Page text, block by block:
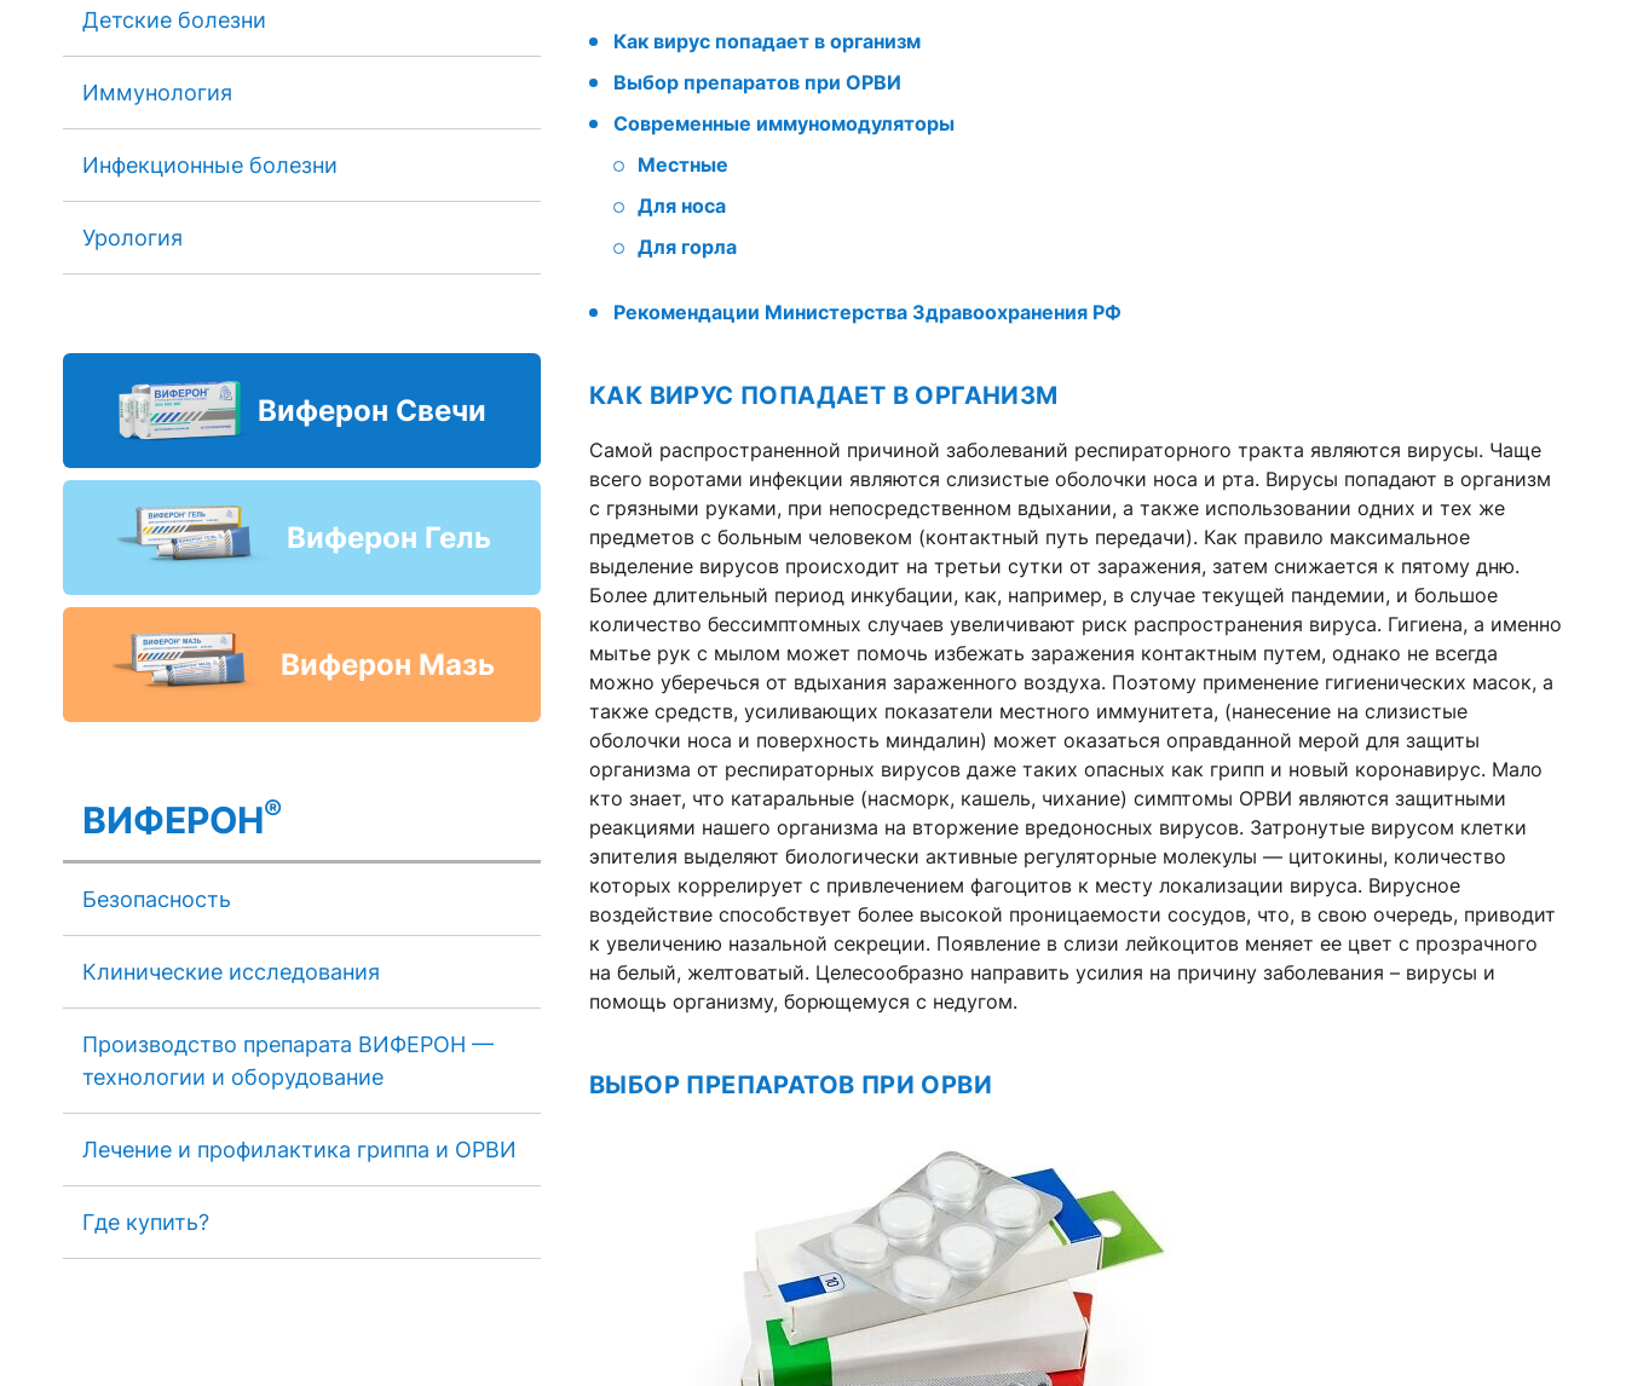
Детские болезни
Иммунология
Инфекционные болезни
Урология
Виферон Свечи
Виферон Гель
Виферон Мазь
ВИФЕРОН®
Безопасность
Клинические исследования
Производство препарата ВИФЕРОН —
технологии и оборудование
Лечение и профилактика гриппа и ОРВИ
Где купить?
Как вирус попадает в организм
Выбор препаратов при ОРВИ
Современные иммуномодуляторы
Местные
Для носа
Для горла
Рекомендации Министерства Здравоохранения РФ
КАК ВИРУС ПОПАДАЕТ В ОРГАНИЗМ
Самой распространенной причиной заболеваний респираторного тракта являются вирусы. Чаще
всего воротами инфекции являются слизистые оболочки носа и рта. Вирусы попадают в организм
с грязными руками, при непосредственном вдыхании, а также использовании одних и тех же
предметов с больным человеком (контактный путь передачи). Как правило максимальное
выделение вирусов происходит на третьи сутки от заражения, затем снижается к пятому дню.
Более длительный период инкубации, как, например, в случае текущей пандемии, и большое
количество бессимптомных случаев увеличивают риск распространения вируса. Гигиена, а именно
мытье рук с мылом может помочь избежать заражения контактным путем, однако не всегда
можно уберечься от вдыхания зараженного воздуха. Поэтому применение гигиенических масок, а
также средств, усиливающих показатели местного иммунитета, (нанесение на слизистые
оболочки носа и поверхность миндалин) может оказаться оправданной мерой для защиты
организма от респираторных вирусов даже таких опасных как грипп и новый коронавирус. Мало
кто знает, что катаральные (насморк, кашель, чихание) симптомы ОРВИ являются защитными
реакциями нашего организма на вторжение вредоносных вирусов. Затронутые вирусом клетки
эпителия выделяют биологически активные регуляторные молекулы — цитокины, количество
которых коррелирует с привлечением фагоцитов к месту локализации вируса. Вирусное
воздействие способствует более высокой проницаемости сосудов, что, в свою очередь, приводит
к увеличению назальной секреции. Появление в слизи лейкоцитов меняет ее цвет с прозрачного
на белый, желтоватый. Целесообразно направить усилия на причину заболевания – вирусы и
помощь организму, борющемуся с недугом.
ВЫБОР ПРЕПАРАТОВ ПРИ ОРВИ